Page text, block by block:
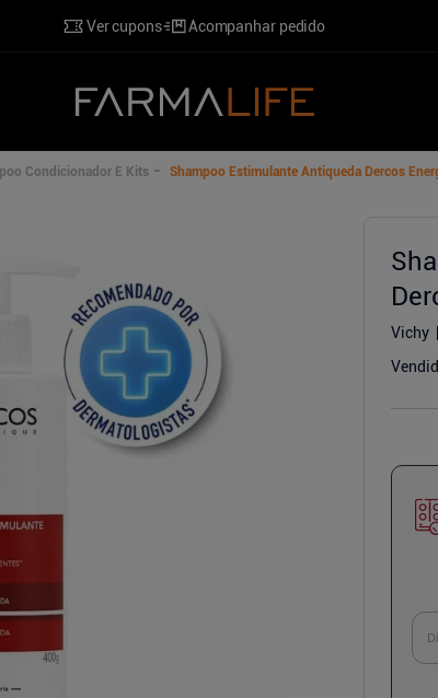
Ver cupons Acompanhar pedido
Condicionador E Kits Shampoo Estimulante Antiqueda Dercos
Vichy